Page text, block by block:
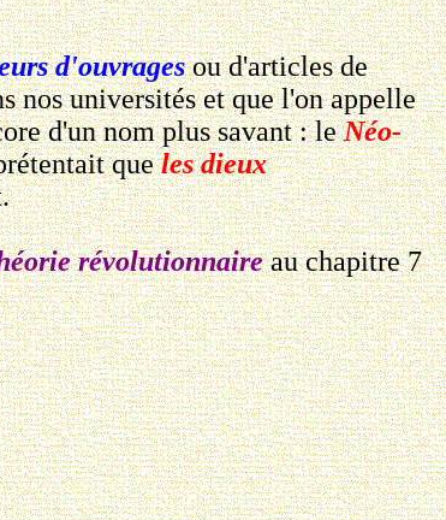
d'ouvragesou d'articles de
nos universités et que l'on appelle
d'un nom plus savant : leNéo-
queles dieux
révolutionnaireau chapitre 7